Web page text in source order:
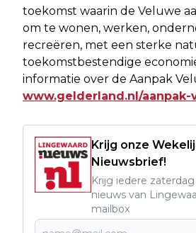
toekomst waarin de Veluwe
om te wonen, werken,
recreëren, met een sterke
toekomstbestendige
informatie over de Aanpak
www.gelderland.nl/aanpak-
Krijg onze
Nieuwsbrief!
Krijg iedere
nieuws van
mailbox